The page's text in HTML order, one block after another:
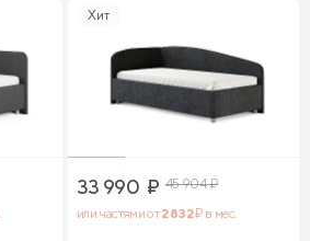
Хит
33 990 ₽ 45 904₽
или частями от2 832₽ в мес.